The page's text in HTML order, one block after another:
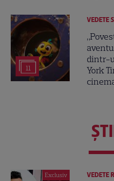
11
VEDETE
dintr-
York
Exclusiv VEDETE